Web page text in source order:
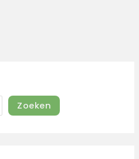
Zoeken